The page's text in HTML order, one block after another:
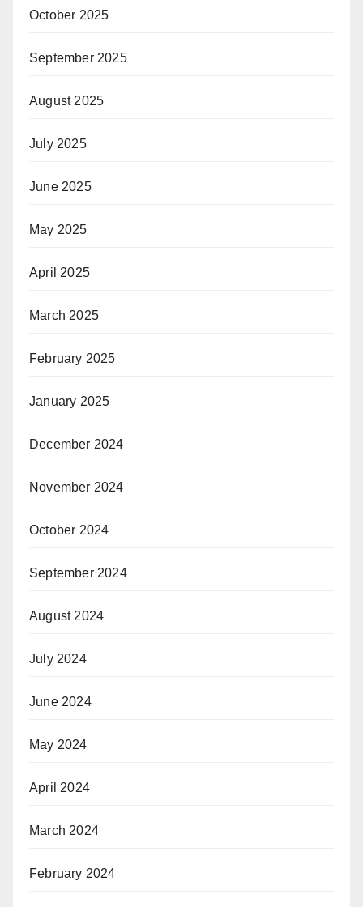
October 2025
September 2025
August 2025
July 2025
June 2025
May 2025
April 2025
March 2025
February 2025
January 2025
December 2024
November 2024
October 2024
September 2024
August 2024
July 2024
June 2024
May 2024
April 2024
March 2024
February 2024